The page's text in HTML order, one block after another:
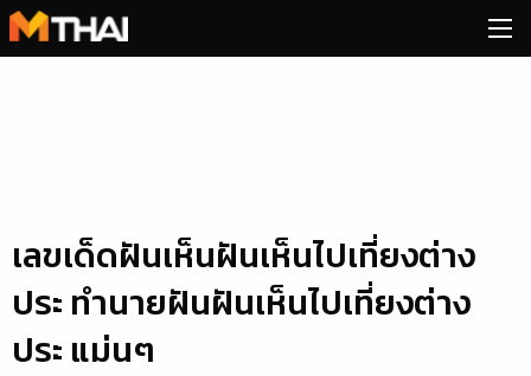
Skip
to
เลขเด็ดฝันเห็นฝันเห็นไปเที่ยงต่าง
ประ ทำนายฝันฝันเห็นไปเที่ยงต่าง
ประ แม่นๆ